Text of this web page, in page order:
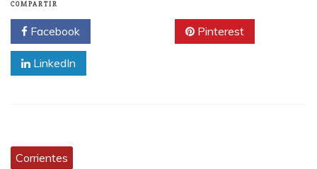
COMPARTIR
Facebook Pinterest
LinkedIn
Corrientes